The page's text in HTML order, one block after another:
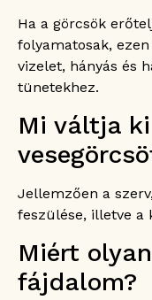
Ha a görcsök
folyamatosak,
vizelet, hányás és
tünetekhez.
Mi váltja
Jellemzően a
feszülése, illetve a
Miért
fájdalom?